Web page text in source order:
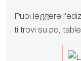
Puoi leggere
ti trovi su pc,